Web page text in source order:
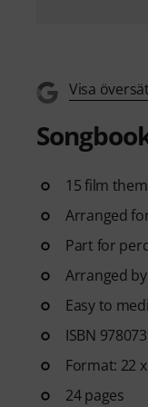
Visa
15 film
Arranged
Part for
Arranged
Easy to
ISBN
Format: 22
24 pages